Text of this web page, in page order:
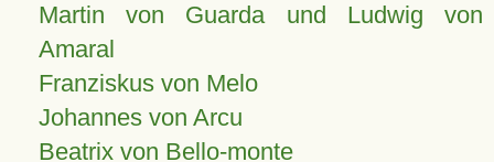
Martin von Guarda und Ludwig von
Amaral
Franziskus von Melo
Johannes von Arcu
Beatrix von Bello-monte